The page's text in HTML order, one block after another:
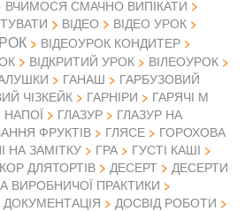
ВЧИМОСЯ СМАЧНО ВИПІКАТИ
ВІДЕО
ВІДЕО УРОК
ВІДЕОУРОК КОНДИТЕР
ВІДКРИТИЙ УРОК
ВІЛЕОУРОК
ГАНАШ
ГАРБУЗОВИЙ
ЧІЗКЕЙК ГАРНІРИ
ГАРЯЧІ М
НАПОЇ ГЛАЗУР
ГЛАЗУР НА
ФРУКТІВ ГЛЯСЕ
ГОРОХОВА
НА ЗАМІТКУ ГРА
ГУСТІ КАШІ
ДЛЯТОРТІВ ДЕСЕРТ
ДЕСЕРТИ
ВИРОБНИЧОЇ ПРАКТИКИ
ДОКУМЕНТАЦІЯ
ДОСВІД РОБОТИ